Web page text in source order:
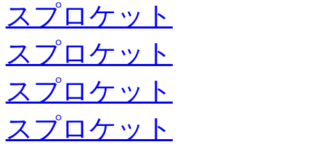
スプロケット
スプロケット
スプロケット
スプロケット